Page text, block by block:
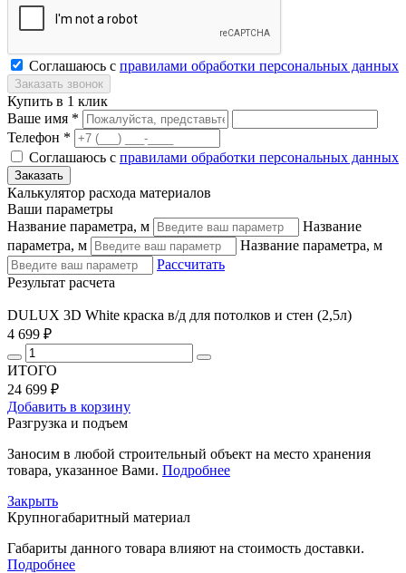
Соглашаюсь с правилами обработки персональных данных
Купить в 1 клик
Ваше имя *
Телефон *
Соглашаюсь с правилами обработки персональных данных
Калькулятор расхода материалов
Ваши параметры
Название параметра, м
Название
параметра, м
Название параметра, м
Рассчитать
Результат расчета
DULUX 3D White краска в/д для потолков и стен (2,5л)
4 699 ₽
ИТОГО
24 699 ₽
Добавить в корзину
Разгрузка и подъем
Заносим в любой строительный объект на место хранения
товара, указанное Вами. Подробнее
Закрыть
Крупногабаритный материал
Габариты данного товара влияют на стоимость доставки.
Подробнее